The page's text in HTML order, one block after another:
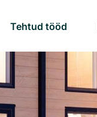
Tehtud tööd